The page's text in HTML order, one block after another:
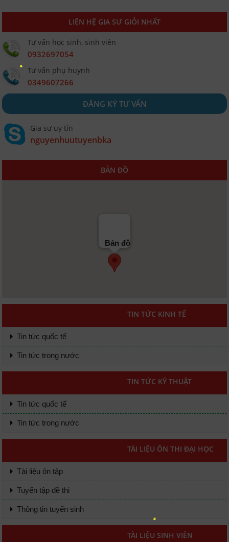
LIÊN HỆ GIA SƯ GIỎI NHẤT
Tư vấn học sinh, sinh viên
0932697054
Tư vấn phụ huynh
0349607266
ĐĂNG KÝ TƯ VẤN
Gia sư uy tín
nguyenhuutuyenbka
BẢN ĐỒ
Bản đồ
TIN TỨC KINH TẾ
Tin tức quốc tế
Tin tức trong nước
TIN TỨC KỸ THUẬT
Tin tức quốc tế
Tin tức trong nước
TÀI LIỆU ÔN THI ĐẠI HỌC
Tài liệu ôn tập
Tuyển tập đề thi
Thông tin tuyển sinh
TÀI LIỆU SINH VIÊN